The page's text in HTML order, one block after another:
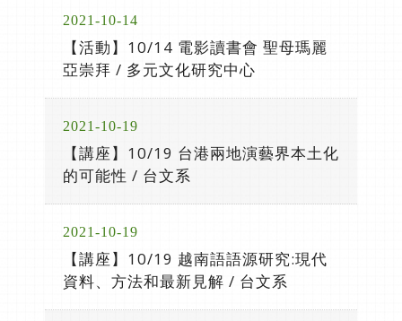
2021-10-14
【活動】10/14 電影讀書會 聖母瑪麗
亞崇拜 / 多元文化研究中心
2021-10-19
【講座】10/19 台港兩地演藝界本土化
的可能性 / 台文系
2021-10-19
【講座】10/19 越南語語源研究:現代
資料、方法和最新見解 / 台文系